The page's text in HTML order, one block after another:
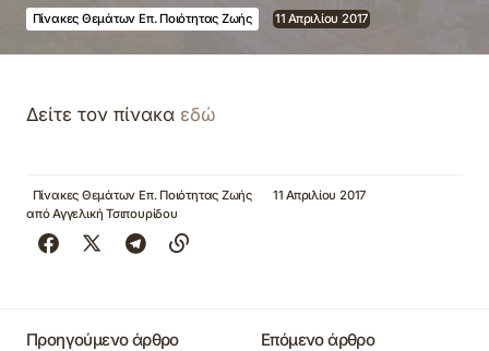
Πίνακες Θεμάτων Επ. Ποιότητας Ζωής 11 Απριλίου 2017
Δείτε τον πίνακα εδώ
Πίνακες Θεμάτων Επ. Ποιότητας Ζωής
11 Απριλίου 2017
απόΑγγελική Τσιπουρίδου
Προηγούμενο άρθρο Επόμενο άρθρο